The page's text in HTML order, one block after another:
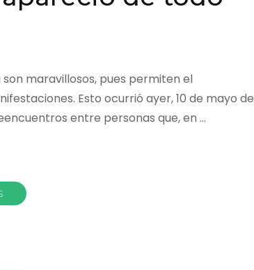
maravillosos, pues permiten el
Esto ocurrió ayer, 10 de mayo de
entre personas que, en …